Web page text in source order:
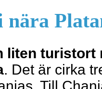
nära
liten turistort
. Det är cirka